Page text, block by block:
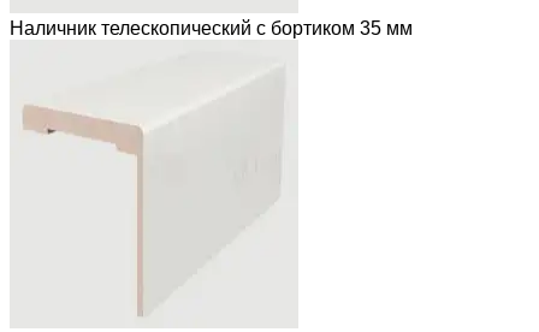
Наличник телескопический с бортиком 35 мм